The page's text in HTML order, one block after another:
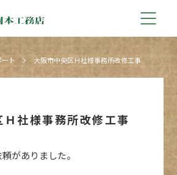
ト 大阪市中央区Ｈ社様事務所改修工事
社様事務所改修工事
がありました。